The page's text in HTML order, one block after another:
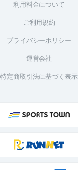
利用料金について
ご利用規約
プライバシーポリシー
運営会社
特定商取引法に基づく表示